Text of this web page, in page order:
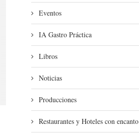
Eventos
IA Gastro Práctica
Libros
Noticias
Producciones
Restaurantes y Hoteles con encanto